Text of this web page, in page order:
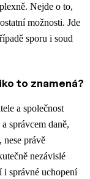
Nejde o to,
možnosti. Jde
sporu i soud
to znamená?
a společnost
správcem daně,
právě
nezávislé
i správné uchopení